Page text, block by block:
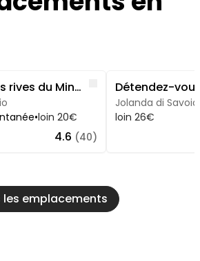
Situation sur les rives du Mincio
•loin 20€
Like
4.6 (40)
Image 1 of 5
Jolanda di Savoia
loin 26€
les emplacements